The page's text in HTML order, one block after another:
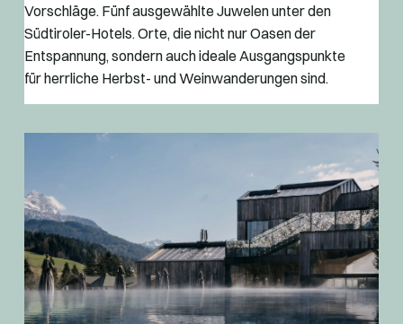
Vorschläge. Fünf ausgewählte Juwelen unter den
Südtiroler-Hotels. Orte, die nicht nur Oasen der
Entspannung, sondern auch ideale Ausgangspunkte
für herrliche Herbst- und Weinwanderungen sind.